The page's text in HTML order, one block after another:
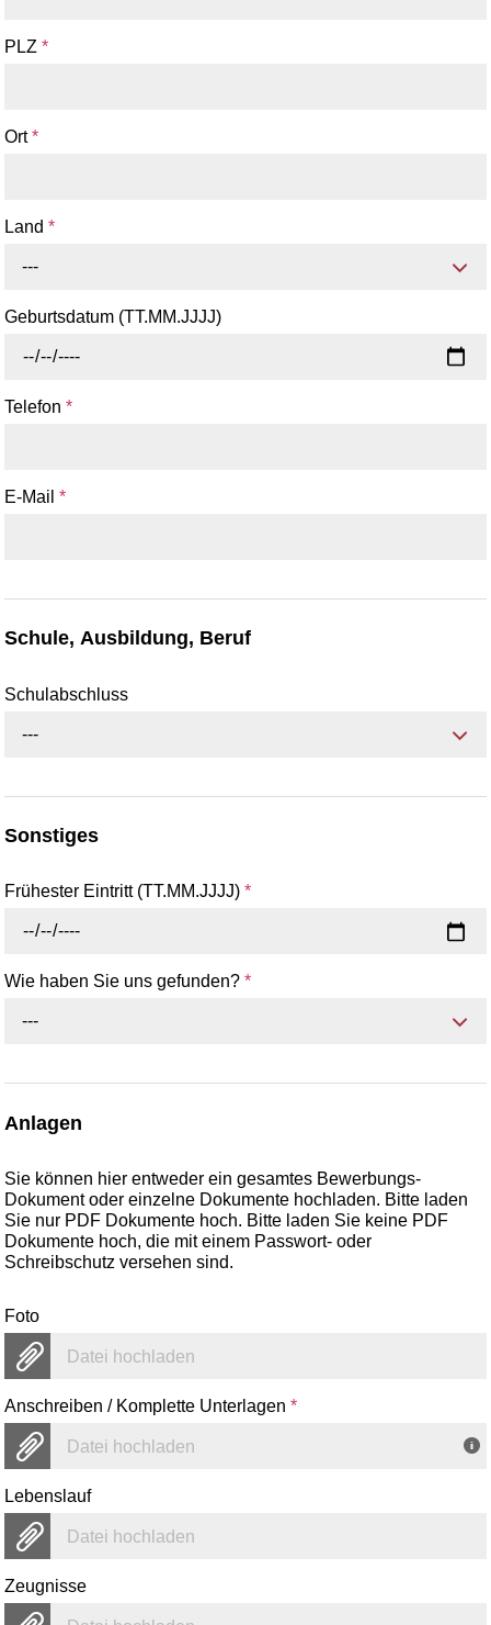
PLZ*
Ort*
Land*
---
Geburtsdatum (TT.MM.JJJJ)
Telefon*
E-Mail*
Schule, Ausbildung, Beruf
Schulabschluss
---
Sonstiges
Frühester Eintritt (TT.MM.JJJJ)*
Wie haben Sie uns gefunden?*
---
Anlagen
Sie können hier entweder ein gesamtes Bewerbungs-
Dokument oder einzelne Dokumente hochladen. Bitte laden
Sie nur PDF Dokumente hoch. Bitte laden Sie keine PDF
Dokumente hoch, die mit einem Passwort- oder
Schreibschutz versehen sind.
Foto
Datei hochladen
Anschreiben / Komplette Unterlagen*
Datei hochladen
Lebenslauf
Datei hochladen
Zeugnisse